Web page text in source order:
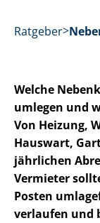
Ratgeber
Welche
umlegen und
Von Heizung,
Hauswart,
jährlichen
Vermieter
Posten
verlaufen und